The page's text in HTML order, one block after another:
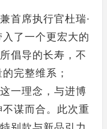
首席执行官杜瑞·
了一个更宏大的
倡导的长寿，不
完整维系；
一理念，与进博
谋而合。此次重